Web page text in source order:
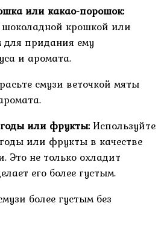
или какао-порошок:
крошкой или
придания ему
и аромата.
смузи веточкой мяты
или фрукты:Используйте
или фрукты в качестве
Это не только охладит
его более густым.
более густым без